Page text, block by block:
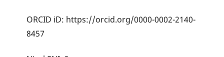
ORCID iD: https://orcid.org/0000-0002-2140-
8457